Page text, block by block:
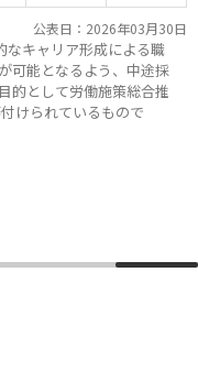
いて
English
公表日：2026年03月30日
なキャリア形成による職
可能となるよう、中途採
的として労働施策総合推
けられているもので